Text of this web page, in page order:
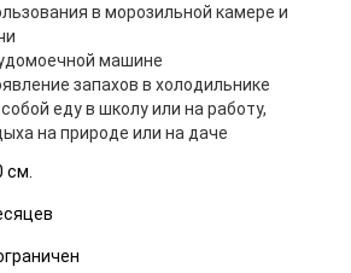
в морозильной камере и
машине
запахов в холодильнике
еду в школу или на работу,
на природе или на даче
см.